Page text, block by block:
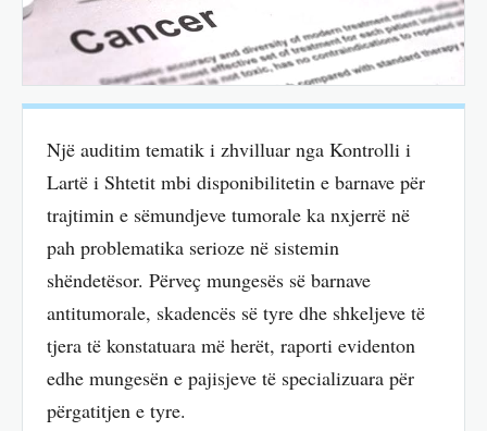
Një auditim tematik i zhvilluar nga Kontrolli i
Lartë i Shtetit mbi disponibilitetin e barnave për
trajtimin e sëmundjeve tumorale ka nxjerrë në
pah problematika serioze në sistemin
shëndetësor. Përveç mungesës së barnave
antitumorale, skadencës së tyre dhe shkeljeve të
tjera të konstatuara më herët, raporti evidenton
edhe mungesën e pajisjeve të specializuara për
përgatitjen e tyre.